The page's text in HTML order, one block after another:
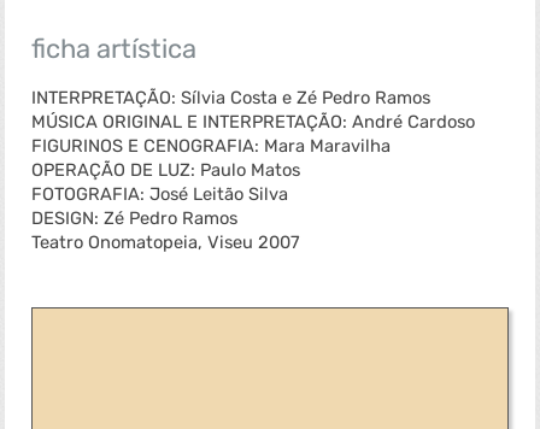
ficha artística
INTERPRETAÇÃO: Sílvia Costa e Zé Pedro Ramos
MÚSICA ORIGINAL E INTERPRETAÇÃO: André Cardoso
FIGURINOS E CENOGRAFIA: Mara Maravilha
OPERAÇÃO DE LUZ: Paulo Matos
FOTOGRAFIA: José Leitão Silva
DESIGN: Zé Pedro Ramos
Teatro Onomatopeia, Viseu 2007